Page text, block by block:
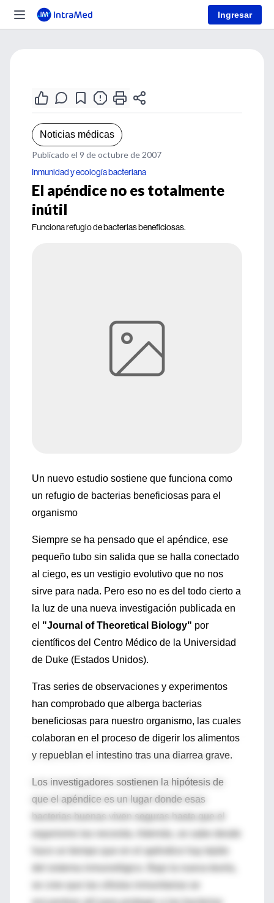
Ingresar
Noticias médicas
Publicado el 9 de octubre de 2007
Inmunidad y ecología bacteriana
El apéndice no es totalmente
inútil
Funciona refugio de bacterias beneficiosas.
Un nuevo estudio sostiene que funciona como
un refugio de bacterias beneficiosas para el
organismo
Siempre se ha pensado que el apéndice, ese
pequeño tubo sin salida que se halla conectado
al ciego, es un vestigio evolutivo que no nos
sirve para nada. Pero eso no es del todo cierto a
la luz de una nueva investigación publicada en
el "Journal of Theoretical Biology" por
científicos del Centro Médico de la Universidad
de Duke (Estados Unidos).
Tras series de observaciones y experimentos
han comprobado que alberga bacterias
beneficiosas para nuestro organismo, las cuales
colaboran en el proceso de digerir los alimentos
y repueblan el intestino tras una diarrea grave.
Los investigadores sostienen la hipótesis de
que el apéndice es un lugar donde esas
bacterias buenas viven seguras hasta que el
organismo las necesita. Además, se sabe desde
hace un tiempo que en el apéndice hay tejido
del sistema inmunológico. Bajo la nueva teoría,